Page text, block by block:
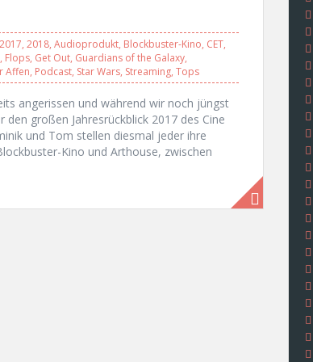
2017, 2018, Audioprodukt, Blockbuster-Kino, CET,
, Flops, Get Out, Guardians of the Galaxy,
Affen, Podcast, Star Wars, Streaming, Tops
angerissen und während wir noch jüngst
großen Jahresrückblick 2017 des Cine
und Tom stellen diesmal jeder ihre
Kino und Arthouse, zwischen